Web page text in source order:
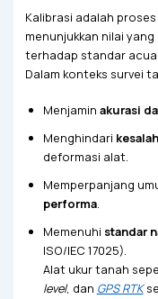
Kalibrasi adalah
menunjukkan nilai
terhadap standar
Dalam konteks survei
Menjamin akurasi
Menghindari
deformasi alat.
Memperpanjang
performa.
Memenuhi standar
ISO/IEC 17025).
Alat ukur tanah
level, dan GPS RTK